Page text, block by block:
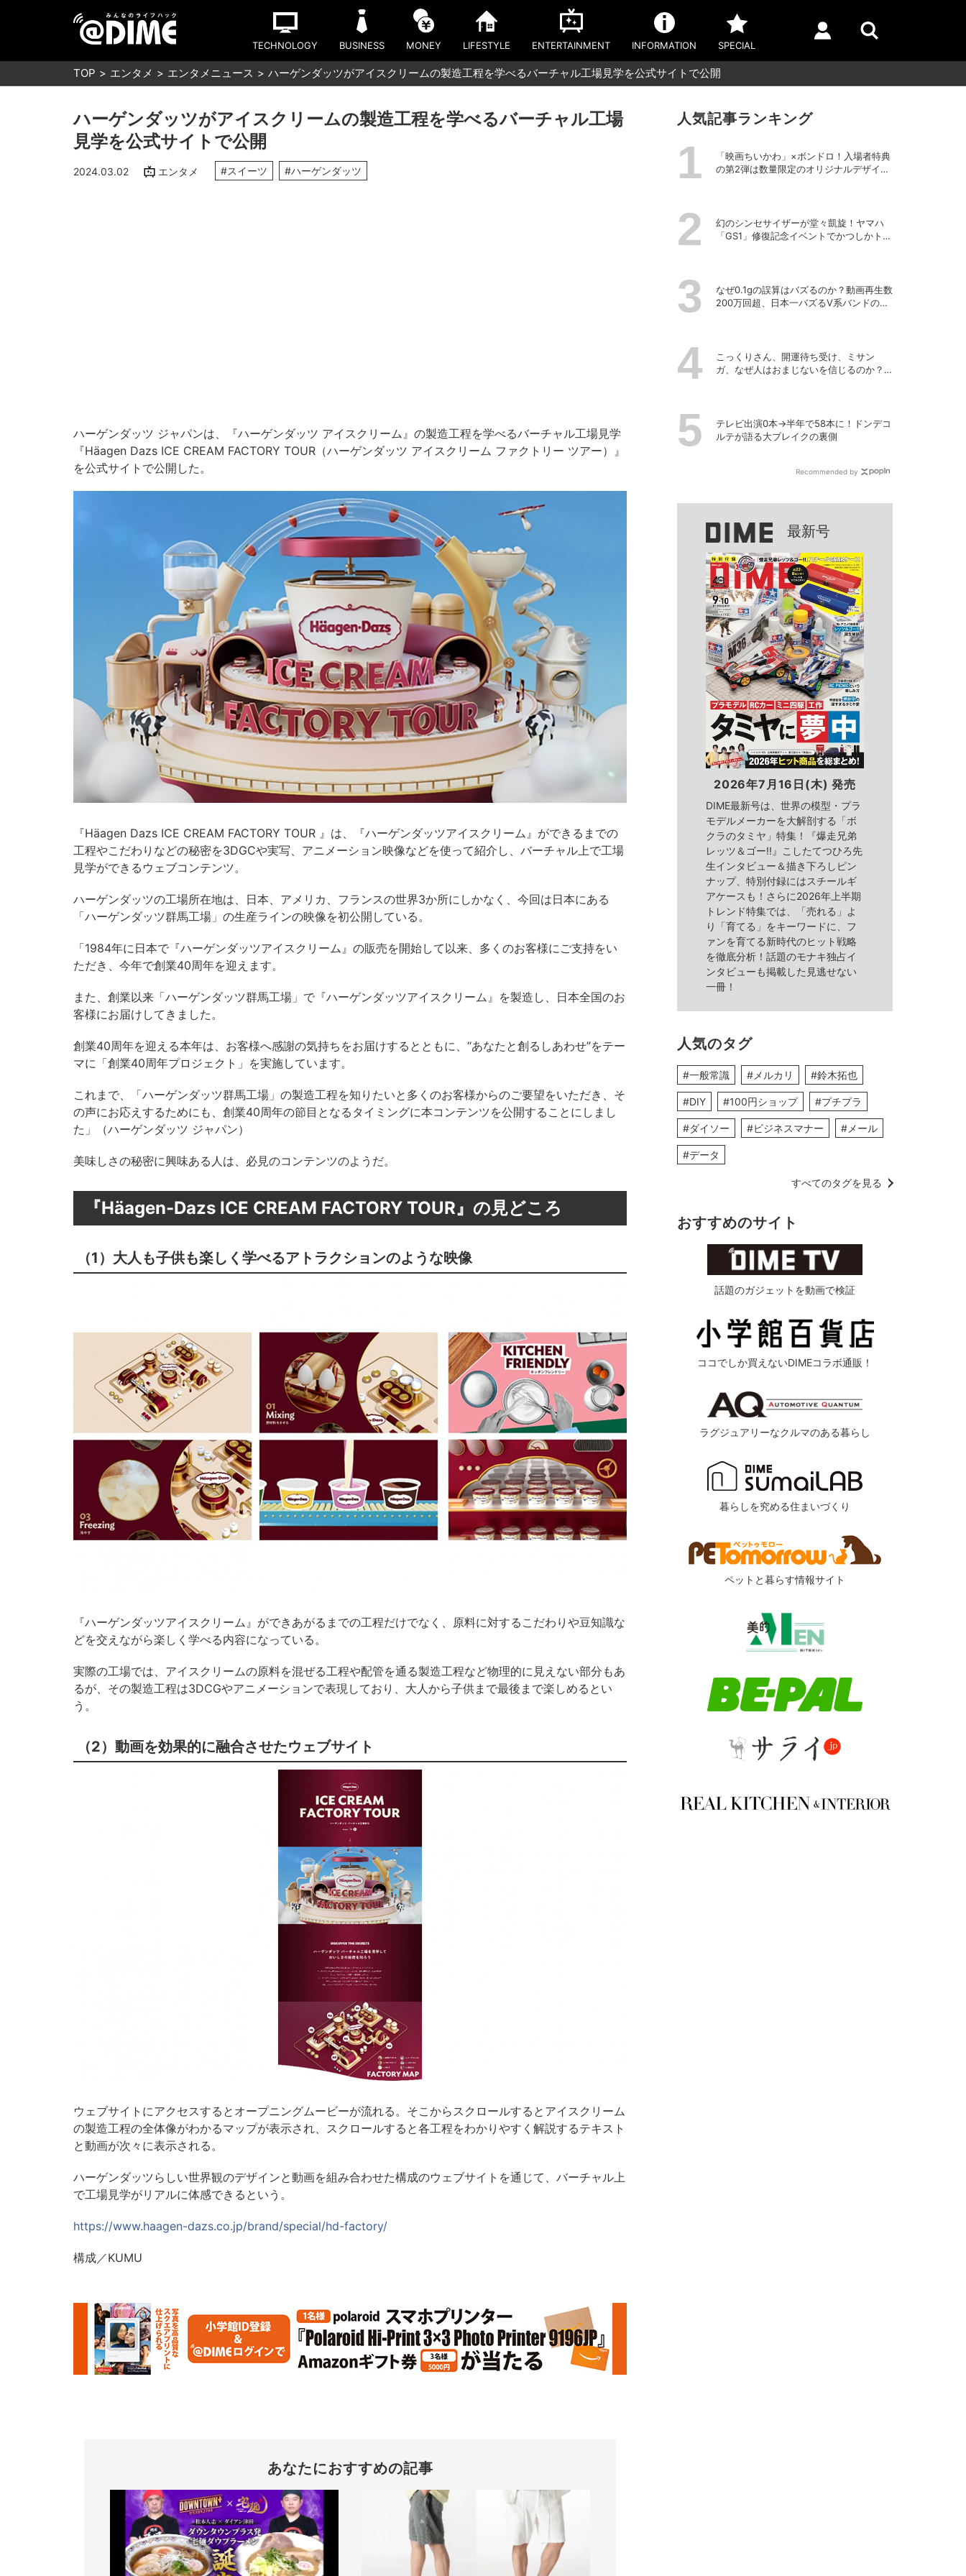
TECHNOLOGY BUSINESS MONEY LIFESTYLE ENTERTAINMENT INFORMATION SPECIAL
TOP エンタメ エンタメニュース ハーゲンダッツがアイスクリームの製造工程を学べるバーチャル工場見学を公式サイトで公開
ハーゲンダッツがアイスクリームの製造工程を学べるバーチャル工場
見学を公式サイトで公開
2024.03.02 エンタメ #スイーツ #ハーゲンダッツ
ハーゲンダッツ ジャパンは、『ハーゲンダッツ アイスクリーム』の製造工程を学べるバーチャル工場見学
『Häagen Dazs ICE CREAM FACTORY TOUR（ハーゲンダッツ アイスクリーム ファクトリー ツアー）』
を公式サイトで公開した。
『Häagen Dazs ICE CREAM FACTORY TOUR 』は、『ハーゲンダッツアイスクリーム』ができるまでの
工程やこだわりなどの秘密を3DGCや実写、アニメーション映像などを使って紹介し、バーチャル上で工場
見学ができるウェブコンテンツ。
ハーゲンダッツの工場所在地は、日本、アメリカ、フランスの世界3か所にしかなく、今回は日本にある
「ハーゲンダッツ群馬工場」の生産ラインの映像を初公開している。
「1984年に日本で『ハーゲンダッツアイスクリーム』の販売を開始して以来、多くのお客様にご支持をい
ただき、今年で創業40周年を迎えます。
また、創業以来「ハーゲンダッツ群馬工場」で『ハーゲンダッツアイスクリーム』を製造し、日本全国のお
客様にお届けしてきました。
創業40周年を迎える本年は、お客様へ感謝の気持ちをお届けするとともに、“あなたと創るしあわせ”をテー
マに「創業40周年プロジェクト」を実施しています。
これまで、「ハーゲンダッツ群馬工場」の製造工程を知りたいと多くのお客様からのご要望をいただき、そ
の声にお応えするためにも、創業40周年の節目となるタイミングに本コンテンツを公開することにしまし
た」（ハーゲンダッツ ジャパン）
美味しさの秘密に興味ある人は、必見のコンテンツのようだ。
『Häagen-Dazs ICE CREAM FACTORY TOUR』の見どころ
（1）大人も子供も楽しく学べるアトラクションのような映像
『ハーゲンダッツアイスクリーム』ができあがるまでの工程だけでなく、原料に対するこだわりや豆知識な
どを交えながら楽しく学べる内容になっている。
実際の工場では、アイスクリームの原料を混ぜる工程や配管を通る製造工程など物理的に見えない部分もあ
るが、その製造工程は3DCGやアニメーションで表現しており、大人から子供まで最後まで楽しめるとい
う。
（2）動画を効果的に融合させたウェブサイト
ウェブサイトにアクセスするとオープニングムービーが流れる。そこからスクロールするとアイスクリーム
の製造工程の全体像がわかるマップが表示され、スクロールすると各工程をわかりやすく解説するテキスト
と動画が次々に表示される。
ハーゲンダッツらしい世界観のデザインと動画を組み合わせた構成のウェブサイトを通じて、バーチャル上
で工場見学がリアルに体感できるという。
https://www.haagen-dazs.co.jp/brand/special/hd-factory/
構成／KUMU
あなたにおすすめの記事
人気記事ランキング
「映画ちいかわ」×ボンドロ！入場者特典
の第2弾は数量限定のオリジナルデザイン
幻のシンセサイザーが堂々凱旋！ヤマハ
「GS1」修復記念イベントでかつしかトリ
なぜ0.1gの誤算はバズるのか？動画再生数
200万回超、日本一バズるV系バンドの打
こっくりさん、開運待ち受け、ミサン
ガ、なぜ人はおまじないを信じるのか？
テレビ出演0本→半年で58本に！ドンデコ
ルテが語る大ブレイクの裏側
Recommended by
最新号
2026年7月16日(木) 発売
DIME最新号は、世界の模型・プラ
モデルメーカーを大解剖する「ボ
クラのタミヤ」特集！『爆走兄弟
レッツ＆ゴー!!』こしたてつひろ先
生インタビュー＆描き下ろしピン
ナップ、特別付録にはスチールギ
アケースも！さらに2026年上半期
トレンド特集では、「売れる」よ
り「育てる」をキーワードに、フ
ァンを育てる新時代のヒット戦略
を徹底分析！話題のモナキ独占イ
ンタビューも掲載した見逃せない
一冊！
人気のタグ
#一般常識 #メルカリ #鈴木拓也
#DIY #100円ショップ #プチプラ
#ダイソー #ビジネスマナー #メール
#データ
すべてのタグを見る
おすすめのサイト
話題のガジェットを動画で検証
ココでしか買えないDIMEコラボ通販！
ラグジュアリーなクルマのある暮らし
暮らしを究める住まいづくり
ペットと暮らす情報サイト